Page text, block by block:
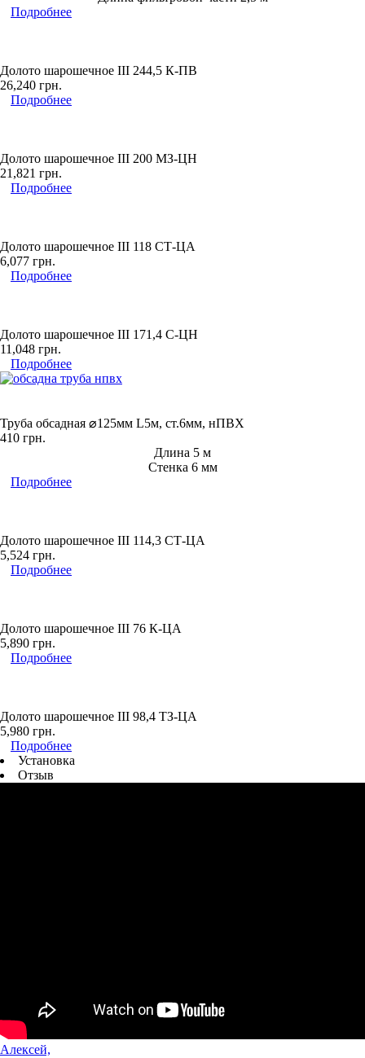
Подробнее
Долото шарошечное ІІІ 244,5 К-ПВ
26,240 грн.
Подробнее
Долото шарошечное ІІІ 200 МЗ-ЦН
21,821 грн.
Подробнее
Долото шарошечное ІІІ 118 СТ-ЦА
6,077 грн.
Подробнее
Долото шарошечное ІІІ 171,4 С-ЦН
11,048 грн.
Подробнее
Труба обсадная ⌀125мм L5м, ст.6мм, нПВХ
410 грн.
Длина 5 м
Стенка 6 мм
Подробнее
Долото шарошечное ІІІ 114,3 СТ-ЦА
5,524 грн.
Подробнее
Долото шарошечное ІІІ 76 К-ЦА
5,890 грн.
Подробнее
Долото шарошечное ІІІ 98,4 ТЗ-ЦА
5,980 грн.
Подробнее
Установка
Отзыв
Алексей,